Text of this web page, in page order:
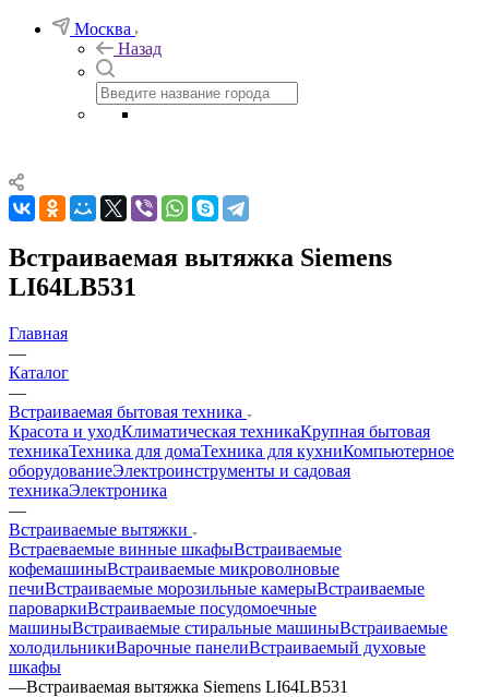
Москва
Назад
Встраиваемая вытяжка Siemens
LI64LB531
Главная
—
Каталог
—
Встраиваемая бытовая техника
Красота и уходКлиматическая техникаКрупная бытовая
техникаТехника для домаТехника для кухниКомпьютерное
оборудованиеЭлектроинструменты и садовая
техникаЭлектроника
—
Встраиваемые вытяжки
Встраеваемые винные шкафыВстраиваемые
кофемашиныВстраиваемые микроволновые
печиВстраиваемые морозильные камерыВстраиваемые
пароваркиВстраиваемые посудомоечные
машиныВстраиваемые стиральные машиныВстраиваемые
холодильникиВарочные панелиВстраиваемый духовые
шкафы
—Встраиваемая вытяжка Siemens LI64LB531